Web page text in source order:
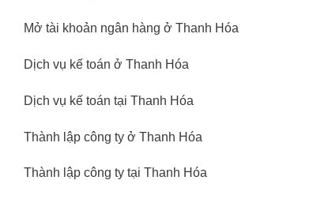
Mở tài khoản ngân hàng ở Thanh Hóa
Dịch vụ kế toán ở Thanh Hóa
Dịch vụ kế toán tại Thanh Hóa
Thành lập công ty ở Thanh Hóa
Thành lập công ty tại Thanh Hóa